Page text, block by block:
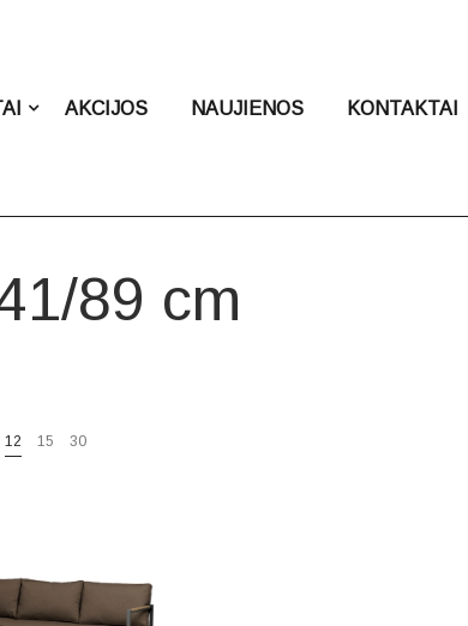
AKCIJOS NAUJIENOS KONTAKTAI
89 cm
12 15 30